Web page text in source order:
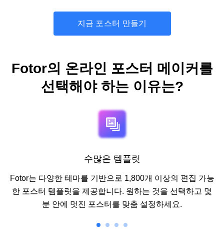
지금 포스터 만들기
Fotor의 온라인 포스터 메이커를
선택해야 하는 이유는?
수많은 템플릿
Fotor는 다양한 테마를 기반으로 1,800개 이상의 편집 가능
한 포스터 템플릿을 제공합니다. 원하는 것을 선택하고 몇
분 안에 멋진 포스터를 맞춤 설정하세요.